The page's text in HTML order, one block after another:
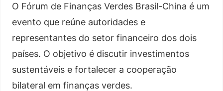
O Fórum de Finanças Verdes Brasil-China é um
evento que reúne autoridades e
representantes do setor financeiro dos dois
países. O objetivo é discutir investimentos
sustentáveis e fortalecer a cooperação
bilateral em finanças verdes.